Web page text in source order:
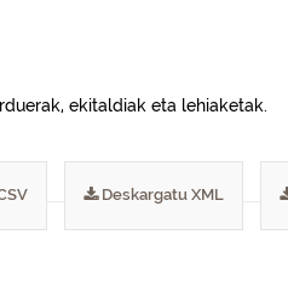
ekitaldiak eta lehiaketak.
Deskargatu XML